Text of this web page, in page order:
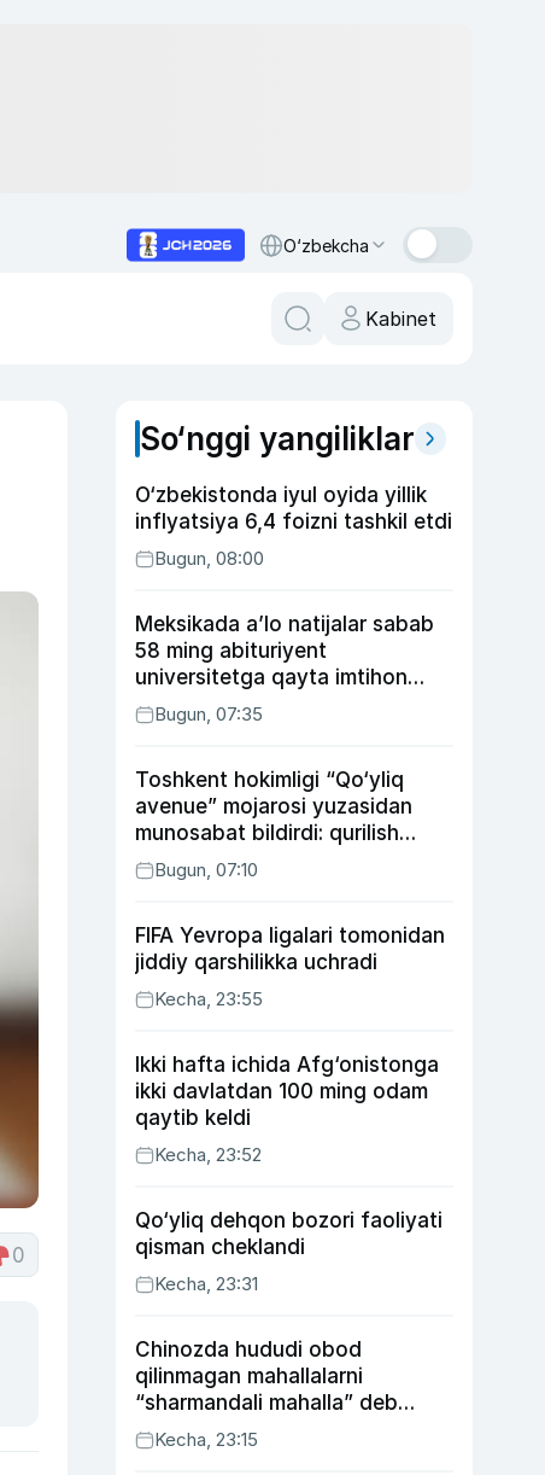
O‘zbekcha
Kabinet
0
So‘nggi yangiliklar
O‘zbekistonda iyul oyida yillik
inflyatsiya 6,4 foizni tashkil etdi
Bugun, 08:00
Meksikada a’lo natijalar sabab
58 ming abituriyent
universitetga qayta imtihon
topshiradi
Bugun, 07:35
Toshkent hokimligi “Qo‘yliq
avenue” mojarosi yuzasidan
munosabat bildirdi: qurilish
ishlarining 53 foizi yakunlangan
Bugun, 07:10
FIFA Yevropa ligalari tomonidan
jiddiy qarshilikka uchradi
Kecha, 23:55
Ikki hafta ichida Afg‘onistonga
ikki davlatdan 100 ming odam
qaytib keldi
Kecha, 23:52
Qo‘yliq dehqon bozori faoliyati
qisman cheklandi
Kecha, 23:31
Chinozda hududi obod
qilinmagan mahallalarni
“sharmandali mahalla” deb
belgilash boshlandi
Kecha, 23:15